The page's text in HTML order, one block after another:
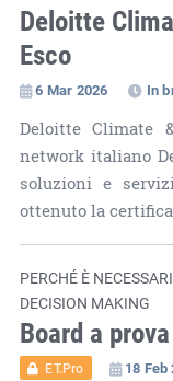
Deloitte
Esco
6 Mar 2026 In
Deloitte Climate
network italiano
soluzioni e
ottenuto la
PERCHÉ È
DECISION MAKING
Board a
ET.Pro 18 Feb